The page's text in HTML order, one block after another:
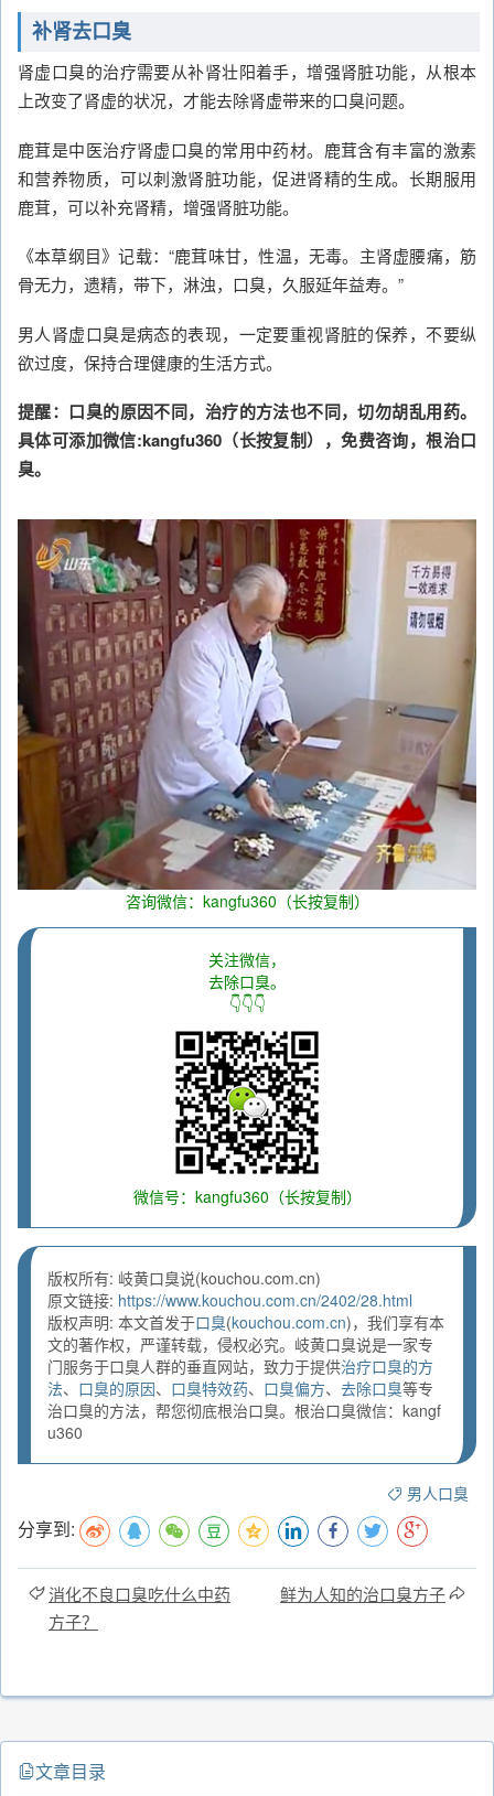
补肾去口臭
肾虚口臭的治疗需要从补肾壮阳着手，增强肾脏功能，从根本
上改变了肾虚的状况，才能去除肾虚带来的口臭问题。
鹿茸是中医治疗肾虚口臭的常用中药材。鹿茸含有丰富的激素
和营养物质，可以刺激肾脏功能，促进肾精的生成。长期服用
鹿茸，可以补充肾精，增强肾脏功能。
《本草纲目》记载：“鹿茸味甘，性温，无毒。主肾虚腰痛，筋
骨无力，遗精，带下，淋浊，口臭，久服延年益寿。”
男人肾虚口臭是病态的表现，一定要重视肾脏的保养，不要纵
欲过度，保持合理健康的生活方式。
提醒：口臭的原因不同，治疗的方法也不同，切勿胡乱用药。
具体可添加微信:kangfu360（长按复制），免费咨询，根治口
臭。
咨询微信：kangfu360（长按复制）
关注微信，
去除口臭。
👇👇👇
微信号：kangfu360（长按复制）
版权所有: 岐黄口臭说(kouchou.com.cn)
原文链接: https://www.kouchou.com.cn/2402/28.html
版权声明: 本文首发于口臭(kouchou.com.cn)，我们享有本
文的著作权，严谨转载，侵权必究。岐黄口臭说是一家专
门服务于口臭人群的垂直网站，致力于提供治疗口臭的方
法、 口臭的原因、 口臭特效药、 口臭偏方、 去除口臭等专
治口臭的方法，帮您彻底根治口臭。根治口臭微信：kangf
u360
男人口臭
分享到:
消化不良口臭吃什么中药
方子？
鲜为人知的治口臭方子
文章目录